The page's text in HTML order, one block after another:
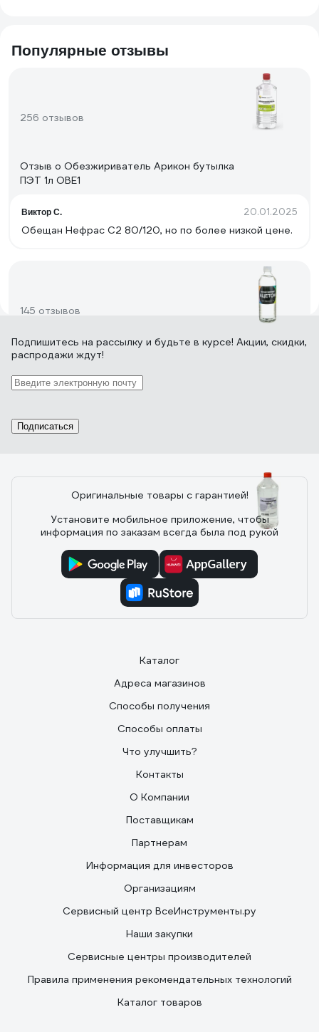
Популярные отзывы
256 отзывов
Отзыв о Обезжириватель Арикон бутылка
ПЭТ 1л OBE1
Виктор С. 20.01.2025
Обещан Нефрас С2 80/120, но по более низкой цене.
145 отзывов
Отзыв о Технический ацетон
НЕФТЕХИМИК 0,5л АТ500
- Качество - Стеклянная бутыль и хорошая крышка -
ГОСТ
39 отзывов
Отзыв о Обезжириватель Светофор 0.5 л
ЗОР00002374
Подпишитесь на рассылку и будьте в курсе! Акции, скидки,
распродажи ждут!
Подписаться
Оригинальные товары с гарантией!
Установите мобильное приложение, чтобы
информация по заказам всегда была под рукой
Каталог
Адреса магазинов
Способы получения
Способы оплаты
Что улучшить?
Контакты
О Компании
Поставщикам
Партнерам
Информация для инвесторов
Организациям
Сервисный центр ВсеИнструменты.ру
Наши закупки
Сервисные центры производителей
Правила применения рекомендательных технологий
Каталог товаров